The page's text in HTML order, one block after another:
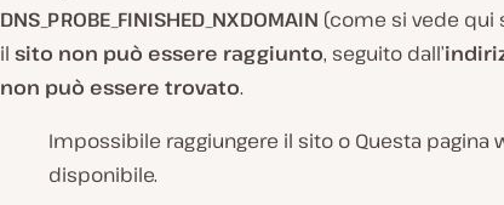
DNS_PROBE_FINISHED_NXDOMAIN (come si vede qui
il sito non può essere raggiunto, seguito dall’
non può essere trovato.
Impossibile raggiungere il sito o Questa pagina
disponibile.